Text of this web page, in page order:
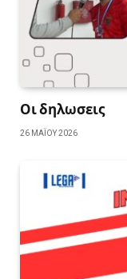
Οι δηλωσεις
26 ΜΑΪ́ΟΥ 2026